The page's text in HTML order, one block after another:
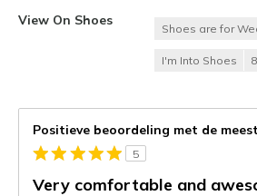
View On Shoes
Shoes are for
I'm Into Shoes 8
Positieve beoordeling met de
5
Very comfortable and